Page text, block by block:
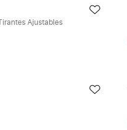
Ajustables